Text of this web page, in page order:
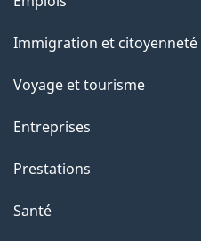
sujets
Immigration et citoyenneté
Voyage et tourisme
Entreprises
Prestations
Santé